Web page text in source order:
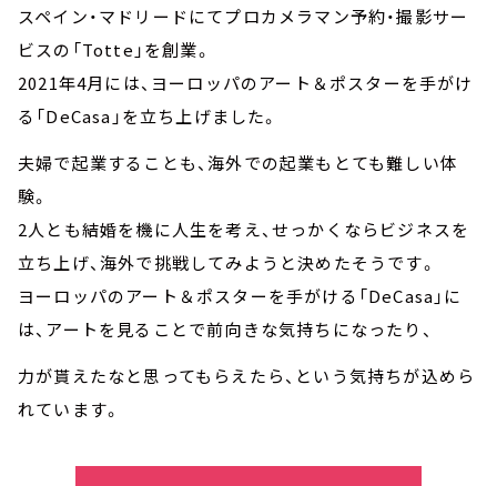
スペイン・マドリードにてプロカメラマン予約・撮影サー
ビスの「Totte」を創業。
2021年4月には、ヨーロッパのアート＆ポスターを手がけ
る「DeCasa」を立ち上げました。
夫婦で起業することも、海外での起業もとても難しい体
験。
2人とも結婚を機に人生を考え、せっかくならビジネスを
立ち上げ、海外で挑戦してみようと決めたそうです。
ヨーロッパのアート＆ポスターを手がける「DeCasa」に
は、アートを見ることで前向きな気持ちになったり、
力が貰えたなと思ってもらえたら、という気持ちが込めら
れています。